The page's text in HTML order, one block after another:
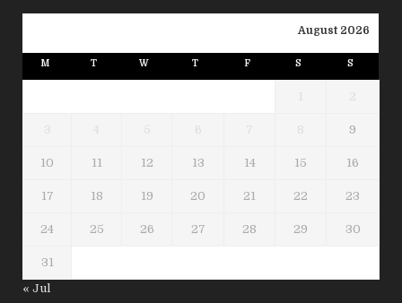
August 2026
M T W T F S S
1 2
3 4 5 6 7 8 9
10 11 12 13 14 15 16
17 18 19 20 21 22 23
24 25 26 27 28 29 30
31
« Jul